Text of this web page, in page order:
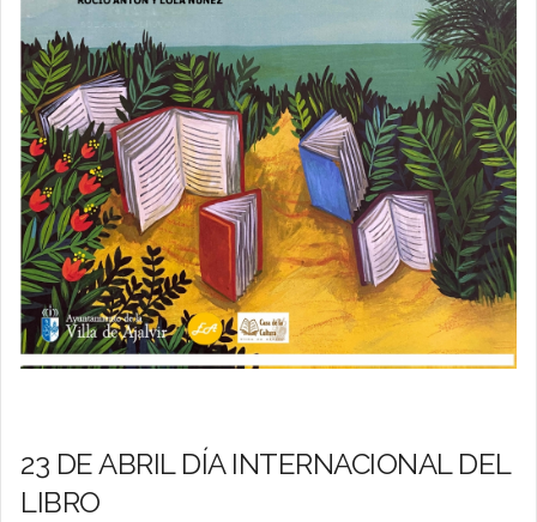
23 DE ABRIL DÍA INTERNACIONAL DEL
LIBRO